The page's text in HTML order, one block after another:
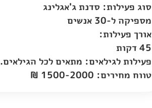
סוג פעילות: סדנת ג'אגלינג
מספיקה ל-30 אנשים
אורך פעילות:
45 דקות
פעילות לגילאים: מתאים לכל הגילאים.
טווח מחירים: 1500-2000 ₪